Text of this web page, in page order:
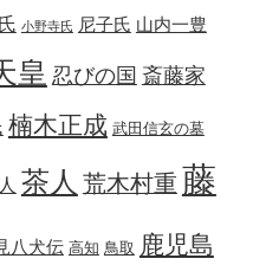
小野寺氏 尼子氏 山内一豊
皇 忍びの国 斎藤家
楠木正成 武田信玄の墓
茶人 荒木村重 藤
八犬伝 高知 鳥取 鹿児島